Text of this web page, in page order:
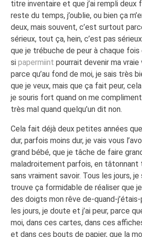
titre inventaire et que j’ai rempli deux
reste du temps, j’oublie, ou bien ça
deux, mais souvent, c’est surtout
sérieux, tout ça, hein, c’est pas
que je trébuche de peur à chaque fois
sipapermiintpourrait devenir ma vraie
parce qu’au fond de moi, je sais très
que je veux, mais que ça fait peur,
je souris fort quand on me
très mal quand quelqu’un dit non.
Cela fait déjà deux petites années
dur, parfois moins dur, je vais vous
grand bébé, que je tâche de faire
maladroitement parfois, en
sans vraiment savoir. Tous les jours,
trouve ça formidable de réaliser que
des doigts mon rêve de-quand-
les jours, je doute et j’ai peur, parce
moi, dans ces cartes, dans ces
et dans ces bouts de papier, que la